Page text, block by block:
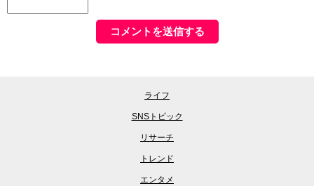
ライフ
SNSトピック
リサーチ
トレンド
エンタメ